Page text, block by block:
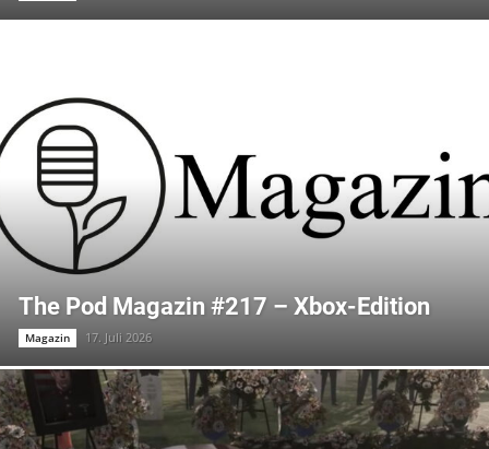
The Pod Magazin #217 – Xbox-Edition
Magazin 17. Juli 2026